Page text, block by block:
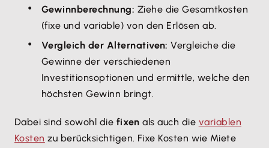
Gewinnberechnung: Ziehe die Gesamtkosten
(fixe und variable) von den Erlösen ab.
Vergleich der Alternativen: Vergleiche die
Gewinne der verschiedenen
Investitionsoptionen und ermittle, welche den
höchsten Gewinn bringt.
Dabei sind sowohl die fixen als auch die variablen
Kosten zu berücksichtigen. Fixe Kosten wie Miete